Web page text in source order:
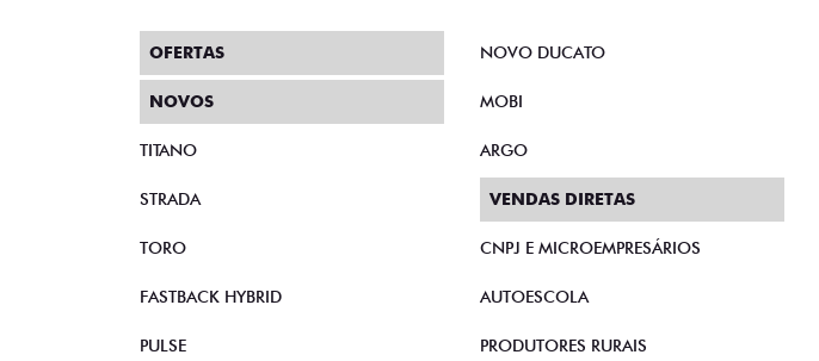
OFERTAS
NOVOS
TITANO
STRADA
TORO
FASTBACK HYBRID
PULSE
NOVO DUCATO
MOBI
ARGO
VENDAS DIRETAS
CNPJ E MICROEMPRESÁRIOS
AUTOESCOLA
PRODUTORES RURAIS